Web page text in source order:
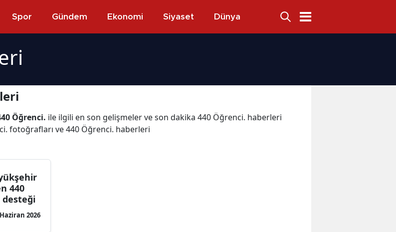
Spor Gündem Ekonomi Siyaset Dünya
Öğrenci. ile ilgili en son gelişmeler ve son dakika 440 Öğrenci. haberleri
fotoğrafları ve 440 Öğrenci. haberleri
440
2026